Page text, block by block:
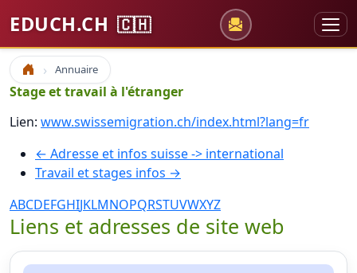
EDUCH.CH 🇨🇭
Accueil Annuaire
Stage et travail à l'étranger
Lien: www.swissemigration.ch/index.html?lang=fr
← Adresse et infos suisse -> international
Travail et stages infos →
ABCDEFGHIJKLMNOPQRSTUVWXYZ
Liens et adresses de site web